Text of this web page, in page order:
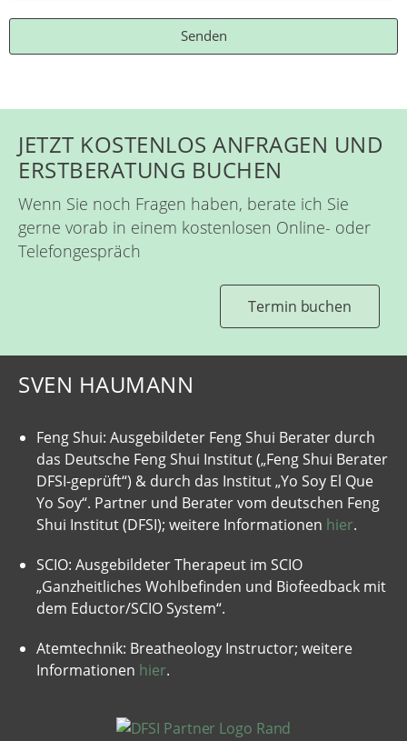
Senden
JETZT KOSTENLOS ANFRAGEN UND
ERSTBERATUNG BUCHEN
Wenn Sie noch Fragen haben, berate ich Sie
gerne vorab in einem kostenlosen Online- oder
Telefongespräch
Termin buchen
SVEN HAUMANN
Feng Shui: Ausgebildeter Feng Shui Berater durch
das Deutsche Feng Shui Institut („Feng Shui Berater
DFSI-geprüft“) & durch das Institut „Yo Soy El Que
Yo Soy“. Partner und Berater vom deutschen Feng
Shui Institut (DFSI); weitere Informationen hier.
SCIO: Ausgebildeter Therapeut im SCIO
„Ganzheitliches Wohlbefinden und Biofeedback mit
dem Eductor/SCIO System“.
Atemtechnik: Breatheology Instructor; weitere
Informationen hier.